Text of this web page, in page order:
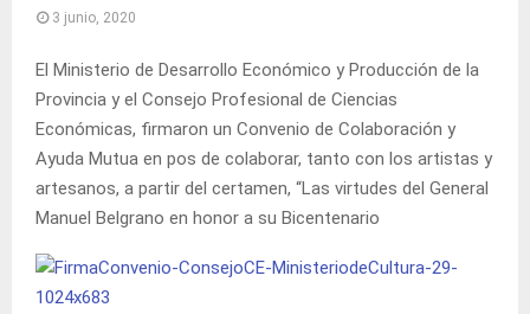
3 junio, 2020
El Ministerio de Desarrollo Económico y Producción de la
Provincia y el Consejo Profesional de Ciencias
Económicas, firmaron un Convenio de Colaboración y
Ayuda Mutua en pos de colaborar, tanto con los artistas y
artesanos, a partir del certamen, “Las virtudes del General
Manuel Belgrano en honor a su Bicentenario